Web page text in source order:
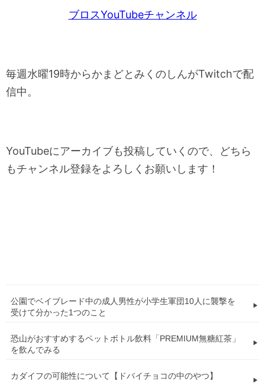
ブロスYouTubeチャンネル
毎週水曜19時からかまどとみくのしんがTwitchで配
信中。
YouTubeにアーカイブも投稿していくので、どちら
もチャンネル登録をよろしくお願いします！
公園でベイブレード中の成人男性が小学生軍団10人に襲撃を
受けて分かった1つのこと
恐山がおすすめするペットボトル飲料「PREMIUM無糖紅茶」
を飲んでみる
カダイフの可能性について【ドバイチョコの中のやつ】